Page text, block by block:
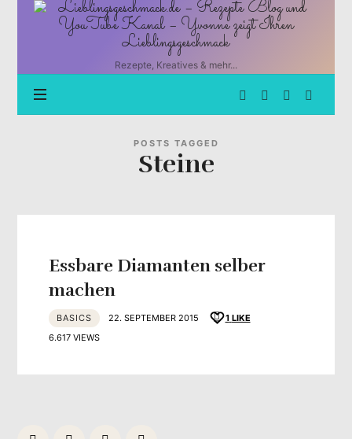
Lieblingsgeschmack.de
Rezepte
und
YouTube
Kanal
Rezepte, Kreatives & mehr...
POSTS TAGGED
Steine
Essbare Diamanten selber
machen
BASICS 22. SEPTEMBER 2015 1 LIKE
6.617 VIEWS